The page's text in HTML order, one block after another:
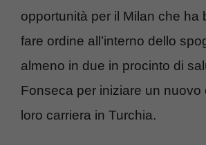
opportunità per il Milan che ha
fare ordine all’interno dello
almeno in due in procinto di
Fonseca per iniziare un nuovo
loro carriera in Turchia.